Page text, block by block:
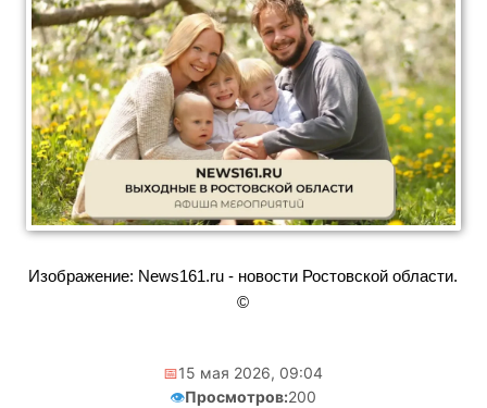
Изображение: News161.ru - новости Ростовской области.
©
📅15 мая 2026, 09:04
👁️Просмотров:200